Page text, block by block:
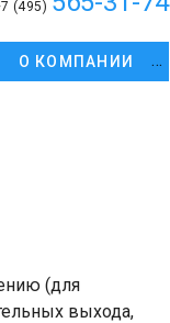
(495)
О КОМПАНИИ
(для
выхода,